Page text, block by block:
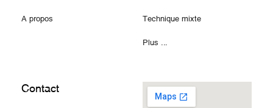
A propos Technique mixte
Plus ...
Contact